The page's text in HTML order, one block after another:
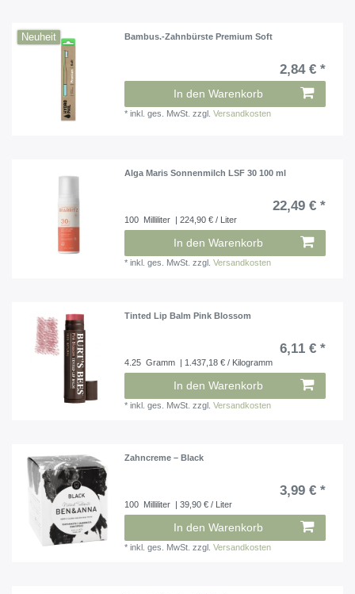
Neuheit Bambus.-Zahnbürste Premium Soft
2,84 € *
In den Warenkorb
*inkl. ges. MwSt. zzgl.Versandkosten
Alga Maris Sonnenmilch LSF 30 100 ml
22,49 € *
100 Milliliter | 224,90 € / Liter
In den Warenkorb
*inkl. ges. MwSt. zzgl.Versandkosten
Tinted Lip Balm Pink Blossom
6,11 € *
4.25 Gramm | 1.437,18 € / Kilogramm
In den Warenkorb
*inkl. ges. MwSt. zzgl.Versandkosten
Zahncreme – Black
3,99 € *
100 Milliliter | 39,90 € / Liter
In den Warenkorb
*inkl. ges. MwSt. zzgl.Versandkosten